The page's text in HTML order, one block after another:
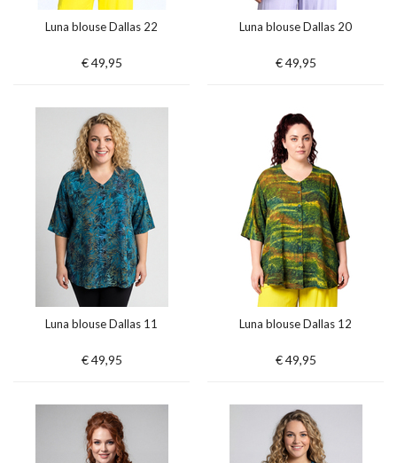
Luna blouse Dallas 22
€ 49,95
Luna blouse Dallas 20
€ 49,95
Luna blouse Dallas 11
€ 49,95
Luna blouse Dallas 12
€ 49,95